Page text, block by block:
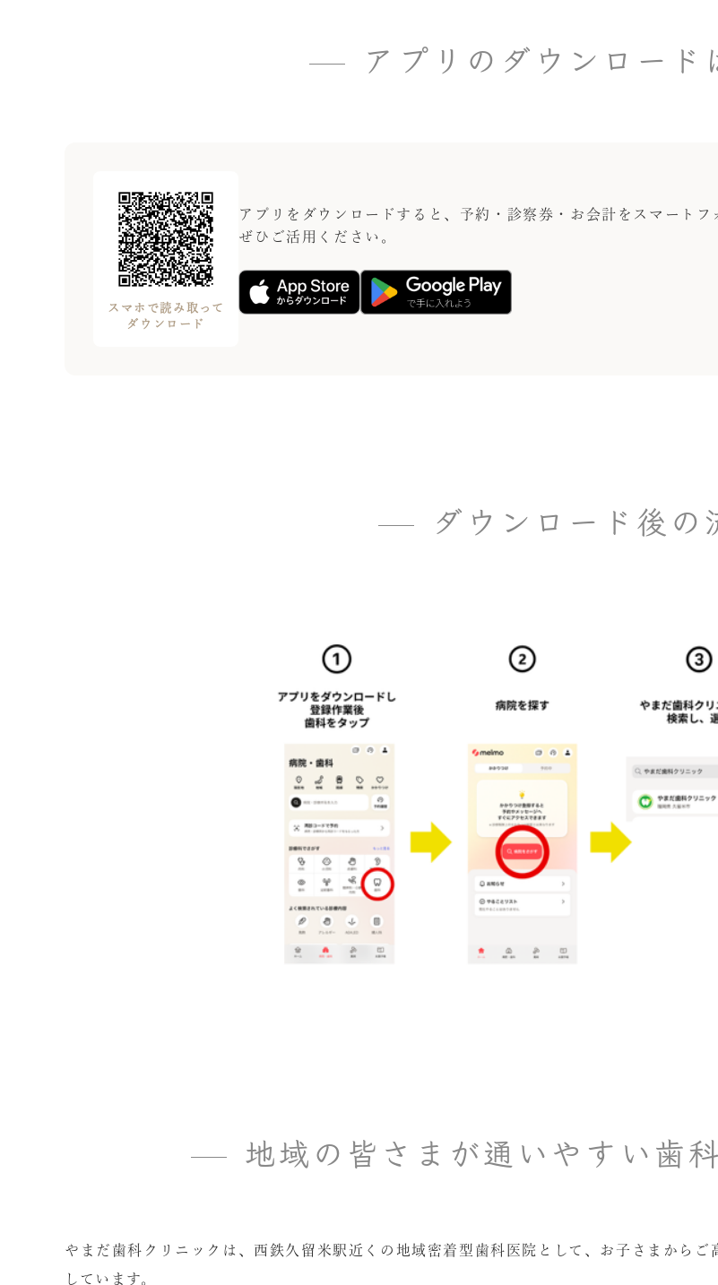
アプリのダウンロード
アプリをダウンロードすると、予約・診察券・お会計をスマートフ
ぜひご活用ください。
スマホで読み取って
ダウンロード
ダウンロード後の
地域の皆さまが通いやすい歯
やまだ歯科クリニックは、西鉄久留米駅近くの地域密着型歯科医院として、お子さまから
しています。